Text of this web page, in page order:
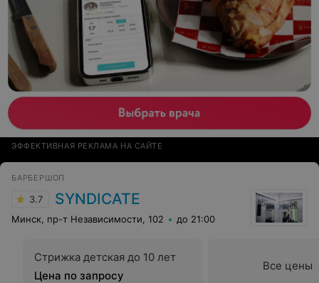
ЭФФЕКТИВНАЯ РЕКЛАМА НА САЙТЕ
БАРБЕРШОП
3.7 SYNDICATE
Минск, пр-т Независимости, 102 до 21:00
Стрижка детская до 10 лет
Цена по запросу
Все цены